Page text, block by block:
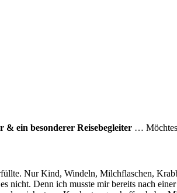
ein besonderer Reisebegleiter …
Nur Kind, Windeln, Milchflaschen,
nicht. Denn ich musste mir bereits nach